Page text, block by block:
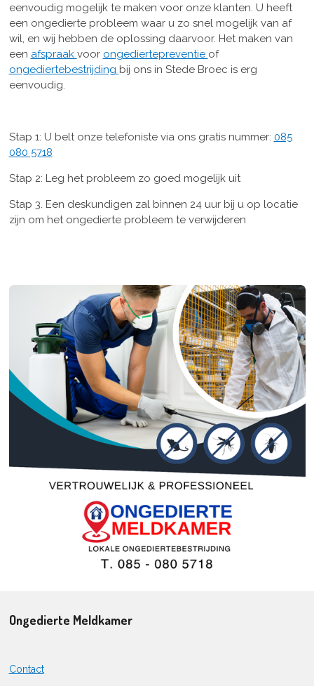
eenvoudig mogelijk te maken voor onze klanten. U heeft
een ongedierte probleem waar u zo snel mogelijk van af
wil, en wij hebben de oplossing daarvoor. Het maken van
een afspraak voor ongediertepreventie of
ongediertebestrijding bij ons in Stede Broec is erg
eenvoudig.
Stap 1: U belt onze telefoniste via ons gratis nummer: 085
080 5718
Stap 2: Leg het probleem zo goed mogelijk uit
Stap 3. Een deskundigen zal binnen 24 uur bij u op locatie
zijn om het ongedierte probleem te verwijderen
Ongedierte Meldkamer
Contact